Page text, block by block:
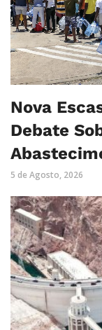
Nova
Debate
5 de Agosto, 2026